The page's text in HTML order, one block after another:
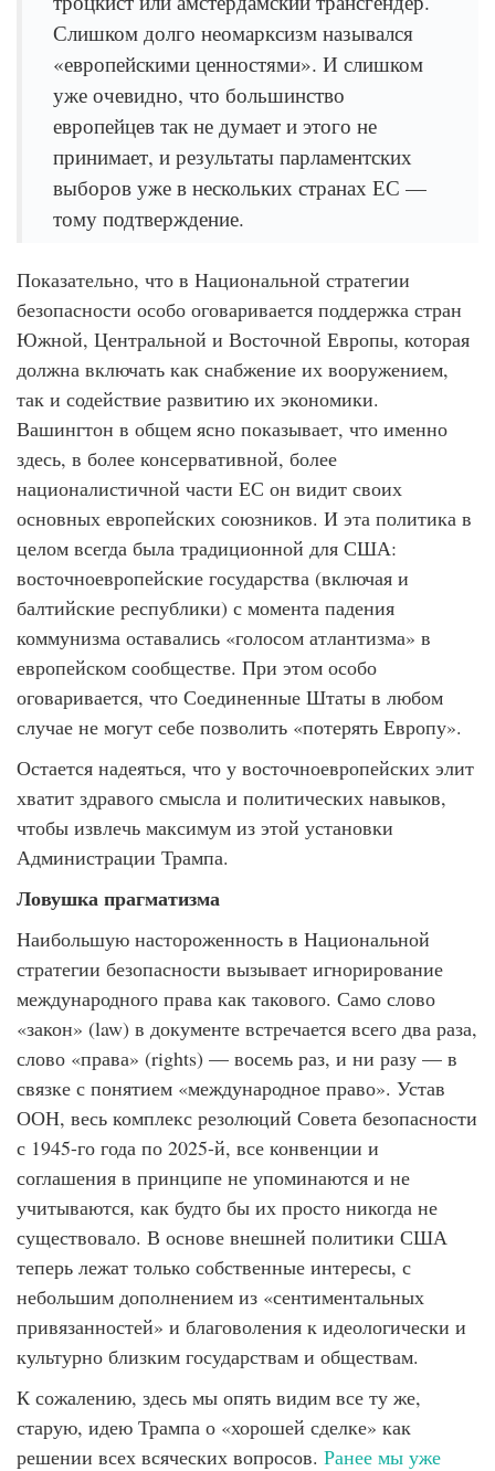
Слишком долго неомарксизм назывался
«европейскими ценностями». И слишком
уже очевидно, что большинство
европейцев так не думает и этого не
принимает, и результаты парламентских
выборов уже в нескольких странах ЕС —
тому подтверждение.
Показательно, что в Национальной стратегии
безопасности особо оговаривается поддержка стран
Южной, Центральной и Восточной Европы, которая
должна включать как снабжение их вооружением,
так и содействие развитию их экономики.
Вашингтон в общем ясно показывает, что именно
здесь, в более консервативной, более
националистичной части ЕС он видит своих
основных европейских союзников. И эта политика в
целом всегда была традиционной для США:
восточноевропейские государства (включая и
балтийские республики) с момента падения
коммунизма оставались «голосом атлантизма» в
европейском сообществе. При этом особо
оговаривается, что Соединенные Штаты в любом
случае не могут себе позволить «потерять Европу».
Остается надеяться, что у восточноевропейских элит
хватит здравого смысла и политических навыков,
чтобы извлечь максимум из этой установки
Администрации Трампа.
Ловушка прагматизма
Наибольшую настороженность в Национальной
стратегии безопасности вызывает игнорирование
международного права как такового. Само слово
«закон» (law) в документе встречается всего два раза,
слово «права» (rights) — восемь раз, и ни разу — в
связке с понятием «международное право». Устав
ООН, весь комплекс резолюций Совета безопасности
с 1945-го года по 2025-й, все конвенции и
соглашения в принципе не упоминаются и не
учитываются, как будто бы их просто никогда не
существовало. В основе внешней политики США
теперь лежат только собственные интересы, с
небольшим дополнением из «сентиментальных
привязанностей» и благоволения к идеологически и
культурно близким государствам и обществам.
К сожалению, здесь мы опять видим все ту же,
старую, идею Трампа о «хорошей сделке» как
решении всех всяческих вопросов. Ранее мы уже